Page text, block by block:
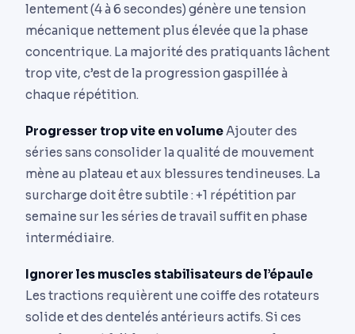
lentement (4 à 6 secondes) génère une tension
mécanique nettement plus élevée que la phase
concentrique. La majorité des pratiquants lâchent
trop vite, c’est de la progression gaspillée à
chaque répétition.
Progresser trop vite en volumeAjouter des
séries sans consolider la qualité de mouvement
mène au plateau et aux blessures tendineuses. La
surcharge doit être subtile : +1 répétition par
semaine sur les séries de travail suffit en phase
intermédiaire.
Ignorer les muscles stabilisateurs de l’épaule
Les tractions requièrent une coiffe des rotateurs
solide et des dentelés antérieurs actifs. Si ces